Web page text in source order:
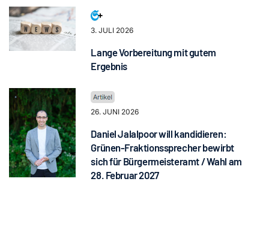
3. JULI 2026
Lange Vorbereitung mit gutem
Ergebnis
26. JUNI 2026
Daniel Jalalpoor will kandidieren:
Grünen-Fraktionssprecher bewirbt
sich für Bürgermeisteramt / Wahl am
28. Februar 2027